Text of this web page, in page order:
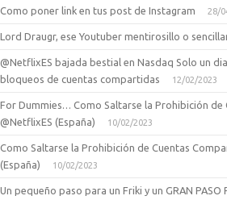
Como poner link en tus post de Instagram 28/
Lord Draugr, ese Youtuber mentirosillo o
@NetflixES bajada bestial en Nasdaq Solo un
bloqueos de cuentas compartidas
12/02/2023
For Dummies… Como Saltarse la Prohibición de
@NetflixES (España)
10/02/2023
Como Saltarse la Prohibición de Cuentas
(España)
10/02/2023
Un pequeño paso para un Friki y un GRAN PASO